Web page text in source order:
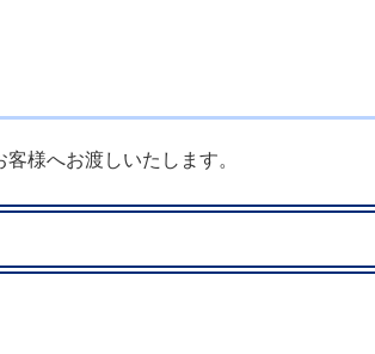
様へお渡しいたします。